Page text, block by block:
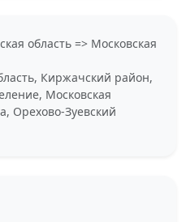
область => Московская
Киржачский район,
Московская
Орехово-Зуевский